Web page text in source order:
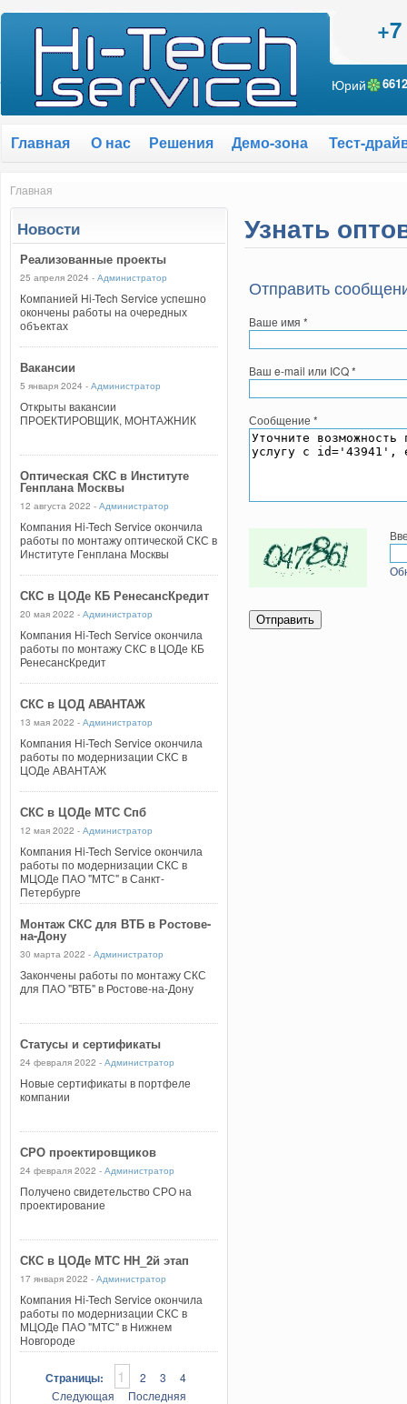
Юрий
Главная О нас Решения Демо-зона Тест-
Главная
Новости
Реализованные проекты
25 апреля 2024 - Администратор
Компанией Hi-Tech Service успешно
окончены работы на очередных
объектах
Вакансии
5 января 2024 - Администратор
Открыты вакансии
ПРОЕКТИРОВЩИК, МОНТАЖНИК
Оптическая СКС в Институте
Генплана Москвы
12 августа 2022 - Администратор
Компания Hi-Tech Service окончила
работы по монтажу оптической СКС в
Институте Генплана Москвы
СКС в ЦОДе КБ РенесансКредит
20 мая 2022 - Администратор
Компания Hi-Tech Service окончила
работы по монтажу СКС в ЦОДе КБ
РенесансКредит
СКС в ЦОД АВАНТАЖ
13 мая 2022 - Администратор
Компания Hi-Tech Service окончила
работы по модернизации СКС в
ЦОДе АВАНТАЖ
СКС в ЦОДе МТС Спб
12 мая 2022 - Администратор
Компания Hi-Tech Service окончила
работы по модернизации СКС в
МЦОДе ПАО "МТС" в Санкт-
Петербурге
Монтаж СКС для ВТБ в Ростове-
на-Дону
30 марта 2022 - Администратор
Закончены работы по монтажу СКС
для ПАО "ВТБ" в Ростове-на-Дону
Статусы и сертификаты
24 февраля 2022 - Администратор
Новые сертификаты в портфеле
компании
СРО проектировщиков
24 февраля 2022 - Администратор
Получено свидетельство СРО на
проектирование
СКС в ЦОДе МТС НН_2й этап
17 января 2022 - Администратор
Компания Hi-Tech Service окончила
работы по модернизации СКС в
МЦОДе ПАО "МТС" в Нижнем
Новгороде
Страницы: 1 2 3
4
Следующая
Последняя
Узнать
Отправить
Ваше имя *
Ваш e-mail или ICQ*
Сообщение *